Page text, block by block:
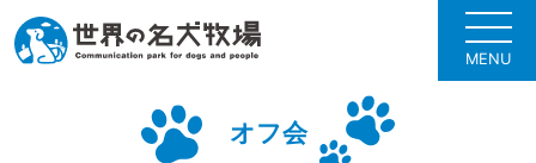
MENU
オフ会